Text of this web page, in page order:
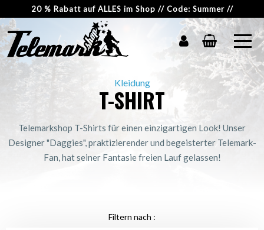
20 % Rabatt auf ALLES im Shop // Code: Summer //
Kleidung
T-SHIRT
Telemarkshop T-Shirts für einen einzigartigen Look! Unser
Designer "Daggies", praktizierender und begeisterter Telemark-
Fan, hat seiner Fantasie freien Lauf gelassen!
Filtern nach :